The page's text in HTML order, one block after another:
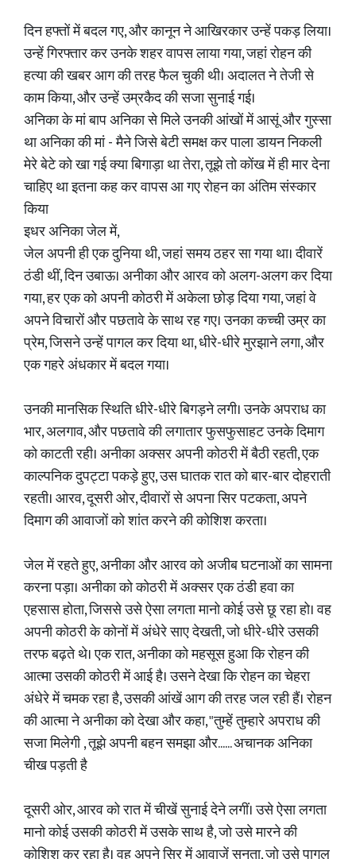
दिन हफ्तों में बदल गए, और कानून ने आखिरकार उन्हें पकड़ लिया।
उन्हें गिरफ्तार कर उनके शहर वापस लाया गया, जहां रोहन की
हत्या की खबर आग की तरह फैल चुकी थी। अदालत ने तेजी से
काम किया, और उन्हें उम्रकैद की सजा सुनाई गई।
अनिका के मां बाप अनिका से मिले उनकी आंखों में आसूं और गुस्सा
था अनिका की मां - मैने जिसे बेटी समक्ष कर पाला डायन निकली
मेरे बेटे को खा गई क्या बिगाड़ा था तेरा, तूझे तो कोंख में ही मार देना
चाहिए था इतना कह कर वापस आ गए रोहन का अंतिम संस्कार
किया
इधर अनिका जेल में,
जेल अपनी ही एक दुनिया थी, जहां समय ठहर सा गया था। दीवारें
ठंडी थीं, दिन उबाऊ। अनीका और आरव को अलग-अलग कर दिया
गया, हर एक को अपनी कोठरी में अकेला छोड़ दिया गया, जहां वे
अपने विचारों और पछतावे के साथ रह गए। उनका कच्ची उम्र का
प्रेम, जिसने उन्हें पागल कर दिया था, धीरे-धीरे मुरझाने लगा, और
एक गहरे अंधकार में बदल गया।
उनकी मानसिक स्थिति धीरे-धीरे बिगड़ने लगी। उनके अपराध का
भार, अलगाव, और पछतावे की लगातार फुसफुसाहट उनके दिमाग
को काटती रही। अनीका अक्सर अपनी कोठरी में बैठी रहती, एक
काल्पनिक दुपट्टा पकड़े हुए, उस घातक रात को बार-बार दोहराती
रहती। आरव, दूसरी ओर, दीवारों से अपना सिर पटकता, अपने
दिमाग की आवाजों को शांत करने की कोशिश करता।
जेल में रहते हुए, अनीका और आरव को अजीब घटनाओं का सामना
करना पड़ा। अनीका को कोठरी में अक्सर एक ठंडी हवा का
एहसास होता, जिससे उसे ऐसा लगता मानो कोई उसे छू रहा हो। वह
अपनी कोठरी के कोनों में अंधेरे साए देखती, जो धीरे-धीरे उसकी
तरफ बढ़ते थे। एक रात, अनीका को महसूस हुआ कि रोहन की
आत्मा उसकी कोठरी में आई है। उसने देखा कि रोहन का चेहरा
अंधेरे में चमक रहा है, उसकी आंखें आग की तरह जल रही हैं। रोहन
की आत्मा ने अनीका को देखा और कहा, "तुम्हें तुम्हारे अपराध की
सजा मिलेगी , तूझे अपनी बहन समझा और...... अचानक अनिका
चीख पड़ती है
दूसरी ओर, आरव को रात में चीखें सुनाई देने लगीं। उसे ऐसा लगता
मानो कोई उसकी कोठरी में उसके साथ है, जो उसे मारने की